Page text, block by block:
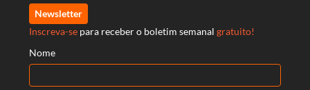
Newsletter
Inscreva-se para receber o boletim semanal gratuito!
Nome